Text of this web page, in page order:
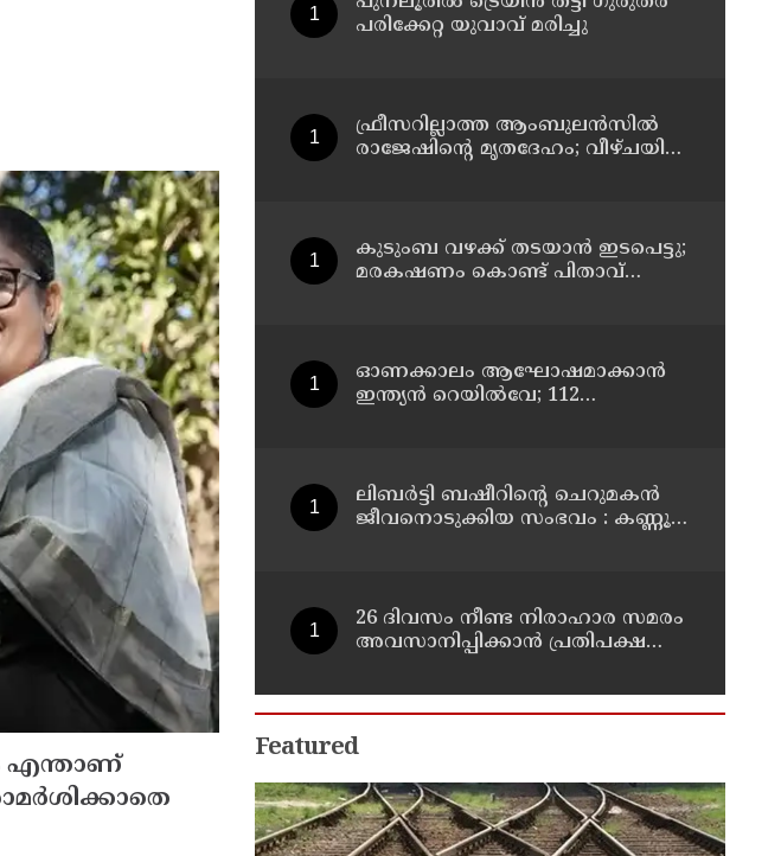
എന്താണ്
പരിക്കേറ്റ യുവാവ് മരിച്ചു
ഫ്രീസറില്ലാത്ത ആംബുലൻസിൽ
രാജേഷിൻ്റെ മൃതദേഹം; വീഴ്ചയിൽ
കുടുംബ വഴക്ക് തടയാന്‍ ഇടപെട്ടു;
മരകഷണം കൊണ്ട് പിതാവ്
ഓണക്കാലം ആഘോഷമാക്കാൻ
ഇന്ത്യൻ റെയിൽവേ; 112
ലിബർട്ടി ബഷീറിന്റെ ചെറുമകൻ
ജീവനൊടുക്കിയ സംഭവം : കണ്ണൂർ
പരാതിയുമായിബന്ധുക്കൾ
26 ദിവസം നീണ്ട നിരാഹാര സമരം
അവസാനിപ്പിക്കാൻ പ്രതിപക്ഷ
സഹായം തേടിയിരുന്നു ; സോനം
വാങ്ചുക്
Featured